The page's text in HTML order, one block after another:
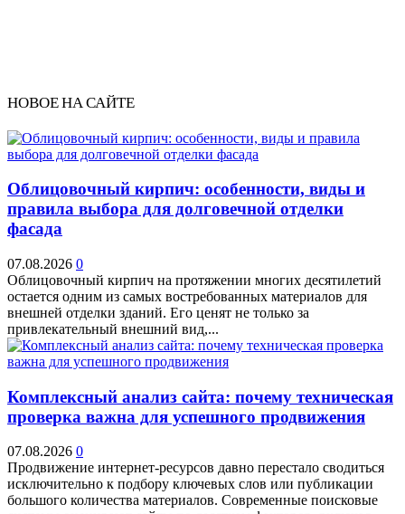
НОВОЕ НА САЙТЕ
Облицовочный кирпич: особенности, виды и
правила выбора для долговечной отделки
фасада
07.08.2026 0
Облицовочный кирпич на протяжении многих десятилетий
остается одним из самых востребованных материалов для
внешней отделки зданий. Его ценят не только за
привлекательный внешний вид,...
Комплексный анализ сайта: почему техническая
проверка важна для успешного продвижения
07.08.2026 0
Продвижение интернет-ресурсов давно перестало сводиться
исключительно к подбору ключевых слов или публикации
большого количества материалов. Современные поисковые